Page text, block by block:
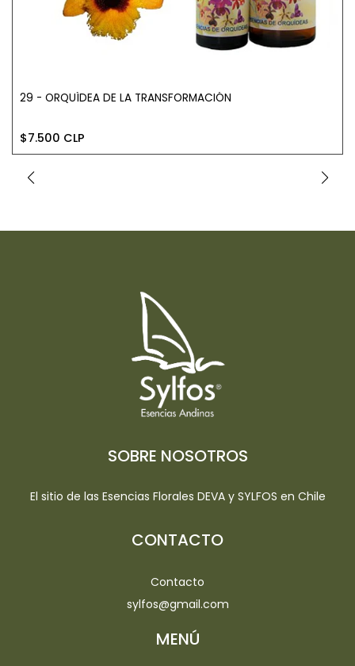
​29 - ORQUÍDEA DE LA TRANSFORMACIÓN
$7.500 CLP
SOBRE NOSOTROS
El sitio de las Esencias Florales DEVA y SYLFOS en Chile
CONTACTO
Contacto
sylfos@gmail.com
MENÚ